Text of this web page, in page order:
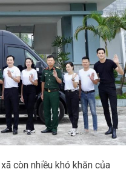
còn nhiều khó khăn của